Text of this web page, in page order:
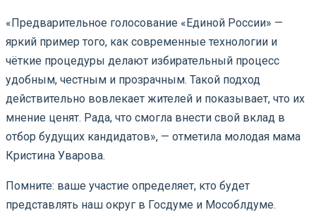
«Предварительное голосование «Единой России» —
яркий пример того, как современные технологии и
чёткие процедуры делают избирательный процесс
удобным, честным и прозрачным. Такой подход
действительно вовлекает жителей и показывает, что их
мнение ценят. Рада, что смогла внести свой вклад в
отбор будущих кандидатов», — отметила молодая мама
Кристина Уварова.
Помните: ваше участие определяет, кто будет
представлять наш округ в Госдуме и Мособлдуме.